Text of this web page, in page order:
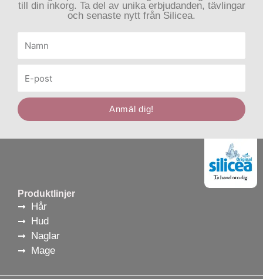
till din inkorg. Ta del av unika erbjudanden, tävlingar
och senaste nytt från Silicea.
post
Anmäl dig!
Produktlinjer
Hår
Hud
Naglar
Mage